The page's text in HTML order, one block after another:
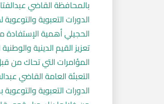
بالمحافظة القاضي
الدورات التعبوية
الحجيلي أهمية
تعزيز القيم الدينية
المؤامرات التي تحاك من
التعبئة العامة القاضي
الدورات التعبوية